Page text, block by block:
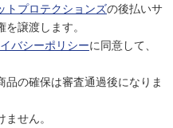
トプロテクションズの後払いサ
譲渡します。
バシーポリシーに同意して、
の確保は審査通過後になりま
せん。